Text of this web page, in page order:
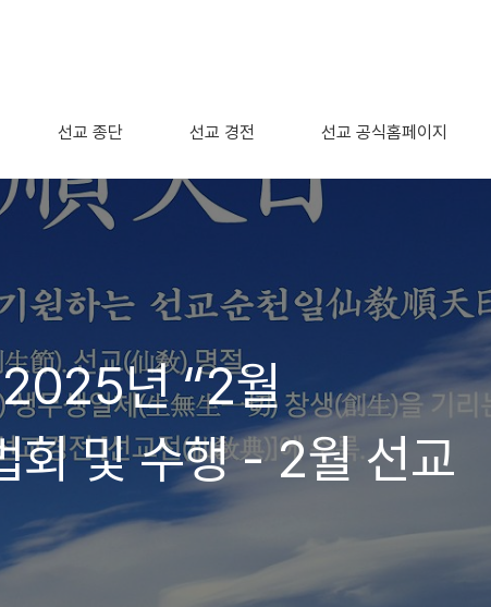
선교 종단 선교 경전 선교 공식홈페이지
년 “2월
회 및 수행 - 2월 선교